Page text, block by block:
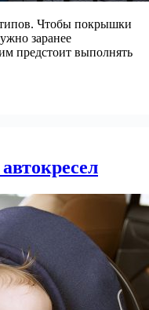
Чтобы покрышки
заранее
предстоит выполнять